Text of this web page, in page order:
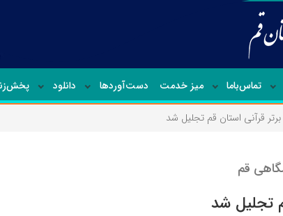
تماس‌با‌ما میز خدمت دست‌آوردها دانلود
قرآنی استان قم تجلیل شد
قم
تجلیل شد